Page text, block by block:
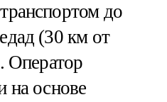
до
(30 км от
Оператор
на основе